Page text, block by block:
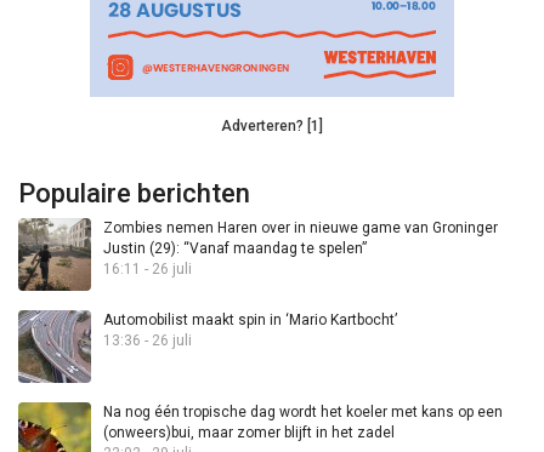
Adverteren? [1]
Populaire berichten
Zombies nemen Haren over in nieuwe game van Groninger
Justin (29): “Vanaf maandag te spelen”
16:11 - 26 juli
Automobilist maakt spin in ‘Mario Kartbocht’
13:36 - 26 juli
Na nog één tropische dag wordt het koeler met kans op een
(onweers)bui, maar zomer blijft in het zadel